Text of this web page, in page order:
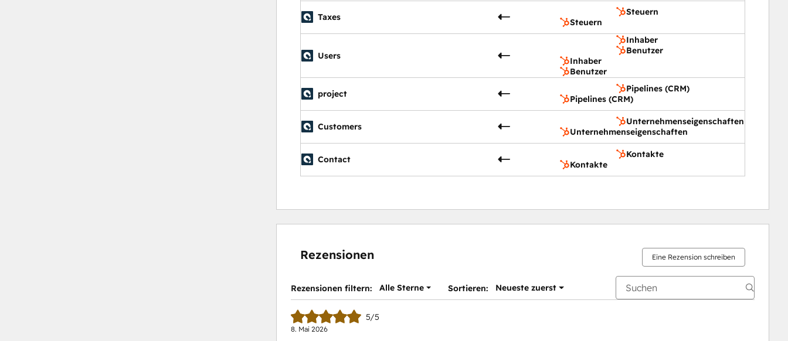
Taxes
Steuern
Steuern
Users
Inhaber
Benutzer
Inhaber
Benutzer
project
Pipelines (CRM)
Pipelines (CRM)
Customers
Unternehmenseigenschaften
Unternehmenseigenschaften
Contact
Kontakte
Kontakte
Rezensionen Eine Rezension schreiben
Rezensionen filtern: Alle Sterne Sortieren: Neueste zuerst
5/5
8. Mai 2026